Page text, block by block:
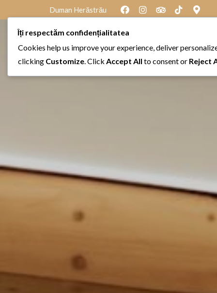
Duman Herăstrău
Îți respectăm confidențialitatea
Cookies help us improve your experience, deliver
clicking Customize . Click Accept All to consent or Reject